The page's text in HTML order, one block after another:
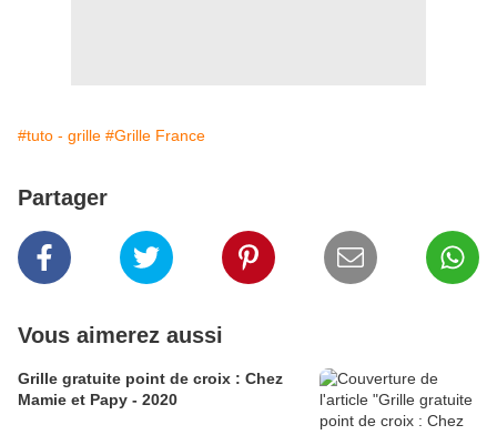
#tuto - grille #Grille France
Partager
Vous aimerez aussi
Grille gratuite point de croix : Chez
Mamie et Papy - 2020